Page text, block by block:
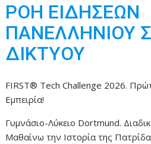
ΡΟΗ ΕΙΔΗΣΕΩΝ
ΠΑΝΕΛΛΗΝΙΟΥ
ΔΙΚΤΥΟΥ
FIRST® Tech Challenge 2026.
Εμπειρία!
Γυμνάσιο-Λύκειο Dortmund.
Μαθαίνω την Ιστορία της